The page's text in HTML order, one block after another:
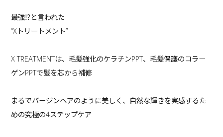
最強⁉︎と言われた
“Xトリートメント”
X TREATMENTは、毛髪強化のケラチンPPT、毛髪保護のコラー
ゲンPPTで髪を芯から補修
まるでバージンヘアのように美しく、自然な輝きを実感するた
めの究極の4ステップケア